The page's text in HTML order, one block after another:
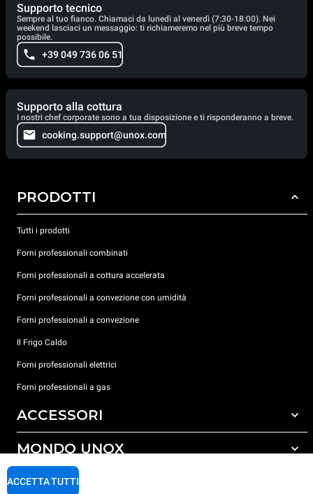
Supporto tecnico
Sempre al tuo fianco. Chiamaci da lunedì al venerdì (7:30-18:00). Nei
weekend lasciaci un messaggio: ti richiameremo nel più breve tempo
possibile.
+39 049 736 06 51
Supporto alla cottura
I nostri chef corporate sono a tua disposizione e ti risponderanno a breve.
cooking.support@unox.com
PRODOTTI
Tutti i prodotti
Forni professionali combinati
Forni professionali a cottura accelerata
Forni professionali a convezione con umidità
Forni professionali a convezione
Il Frigo Caldo
Forni professionali elettrici
Forni professionali a gas
ACCESSORI
Tutti gli accessori
Detergenti per lavaggio automatico
MONDO UNOX
Le nostre sedi nel mondo
SUPPORTO
ACCETTA TUTTI